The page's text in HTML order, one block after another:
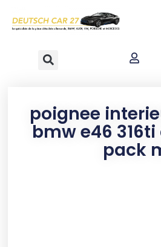
principal
poignee
bmw e46
pack